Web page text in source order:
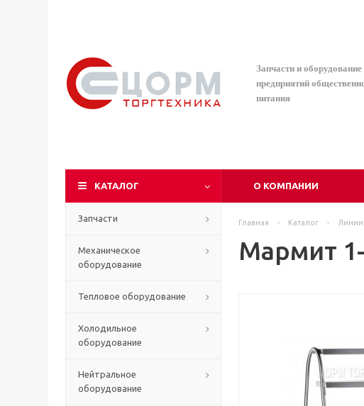
Запчасти и оборудование
предприятий
питания
КАТАЛОГ О КОМПАНИИ
Запчасти
Механическое
оборудование
Тепловое оборудование
Холодильное
оборудование
Нейтральное
оборудование
Главная - Каталог - Линии
Мармит